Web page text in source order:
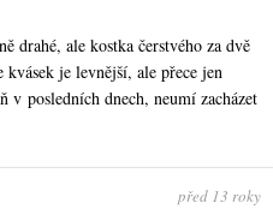
drahé, ale kostka čerstvého za dvě
kvásek je levnější, ale přece jen
v posledních dnech, neumí zacházet
před 13 roky